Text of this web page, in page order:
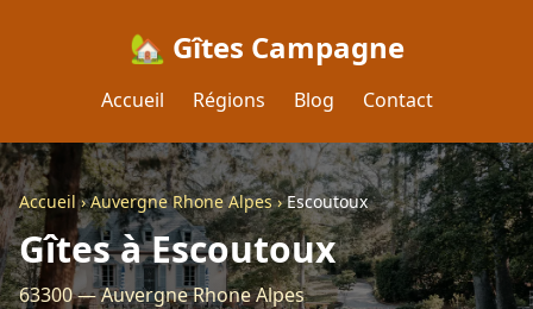
🏡 Gîtes Campagne
Accueil Régions Blog Contact
Accueil›Auvergne Rhone Alpes›Escoutoux
Gîtes à Escoutoux
63300 — Auvergne Rhone Alpes